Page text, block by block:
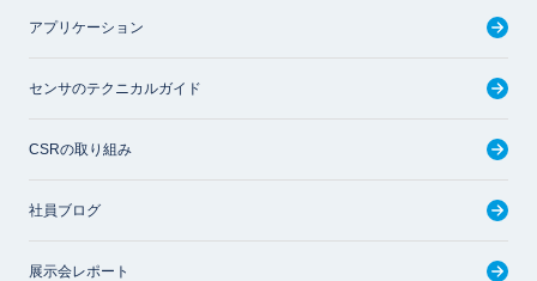
アプリケーション
センサのテクニカルガイド
CSRの取り組み
社員ブログ
展示会レポート